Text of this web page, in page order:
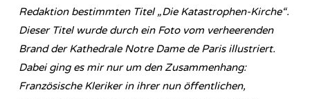
Redaktion bestimmten Titel „Die Katastrophen-Kirche“.
Dieser Titel wurde durch ein Foto vom verheerenden
Brand der Kathedrale Notre Dame de Paris illustriert.
Dabei ging es mir nur um den Zusammenhang:
Französische Kleriker in ihrer nun öffentlichen,